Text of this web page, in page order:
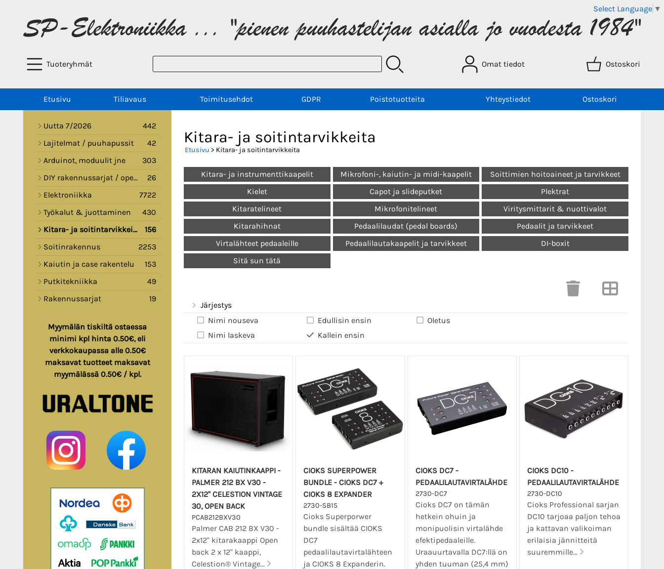
Select Language ▼
Tuoteryhmät Omat tiedot Ostoskori
Etusivu Tiliavaus Toimitusehdot GDPR Poistotuotteita Yhteystiedot Ostoskori
Uutta 7/2026
442
Lajitelmat / puuhapussit
42
Arduinot, moduulit jne
303
DIY rakennussarjat / opetussarjat
26
Elektroniikka
7722
Työkalut & juottaminen
430
Kitara- ja soitintarvikkeita
156
Soitinrakennus
2253
Kaiutin ja case rakentelu
153
Putkitekniikka
49
Rakennussarjat
19
Myymälän tiskiltä ostaessa
minimi kpl hinta 0.50€, eli
verkkokaupassa alle 0.50€
maksavat tuotteet maksavat
myymälässä 0.50€ / kpl.
Kitara- ja soitintarvikkeita
Etusivu > Kitara- ja soitintarvikkeita
Kitara- ja instrumenttikaapelit Mikrofoni-, kaiutin- ja midi-kaapelit
Soittimien hoitoaineet ja tarvikkeet
Kielet
Capot ja slideputket
Plektrat
Kitaratelineet
Mikrofonitelineet
Viritysmittarit & nuottivalot
Kitarahihnat
Pedaalilaudat (pedal boards)
Pedaalit ja tarvikkeet
Virtalähteet pedaaleille
Pedaalilautakaapelit ja tarvikkeet
DI-boxit
Sitä sun tätä
Järjestys
Nimi nouseva
Nimi laskeva
Edullisin ensin
Kallein ensin
Oletus
KITARAN KAIUTINKAAPPI -
PALMER 212 BX V30 -
2X12" CELESTION VINTAGE
30, OPEN BACK
PCAB212BXV30
Palmer CAB 212 BX V30 -
2x12" kitarakaappi Open
back 2 x 12" kaappi,
Celestion® Vintage...
CIOKS SUPERPOWER
BUNDLE - CIOKS DC7 +
CIOKS 8 EXPANDER
2730-SB15
Cioks Superporwer
bundle sisältää CIOKS
DC7
pedaalilautavirtalähteen
ja CIOKS 8 Expanderin.
CIOKS DC7 -
PEDAALILAUTAVIRTALÄHDE
2730-DC7
Cioks DC7 on tämän
hetkein ohuin ja
monipuolisin virtalähde
efektipedaaleille.
Uraauurtavalla DC7:llä on
yhden tuuman (25,4 mm)
CIOKS DC10 -
PEDAALILAUTAVIRTALÄHDE
2730-DC10
Cioks Professional sarjan
DC10 tarjoaa paljon tehoa
ja kattavan valikoiman
erilaisia jännitteitä
suuremmille...